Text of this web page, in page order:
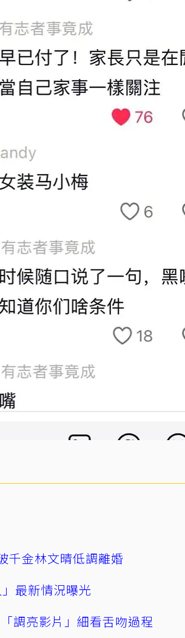
千金林文晴低調離婚
最新情況曝光
調亮影片」細看舌吻過程